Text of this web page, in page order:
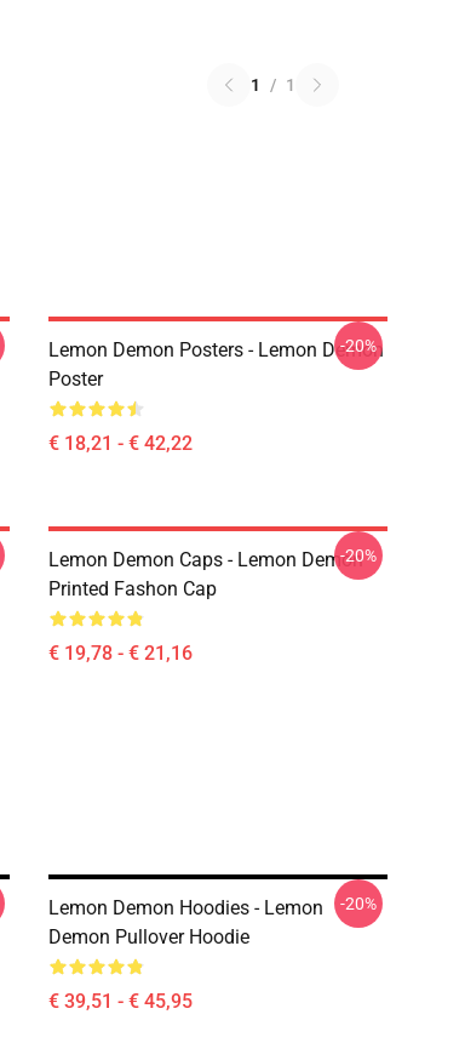
1 / 1
Lemon Demon Posters - Lemon Demon
Poster
€ 18,21 - € 42,22
-20%
Lemon Demon Caps - Lemon Demon
Printed Fashon Cap
€ 19,78 - € 21,16
-20%
Lemon Demon Hoodies - Lemon
Demon Pullover Hoodie
€ 39,51 - € 45,95
-20%